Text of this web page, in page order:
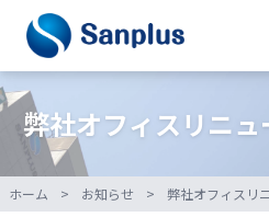
弊社オフィスリニ
ホーム > お知らせ > 弊社オフィスリ